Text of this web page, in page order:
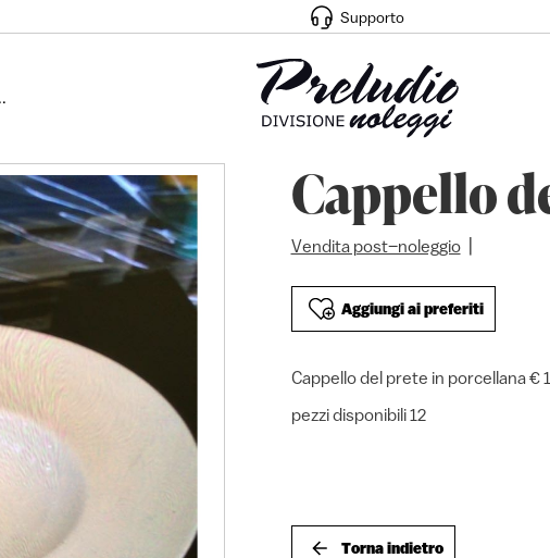
Supporto
Cappello
Vendita post–noleggio
Aggiungi ai preferiti
Cappello del prete in porcellana €
pezzi disponibili 12
Torna indietro